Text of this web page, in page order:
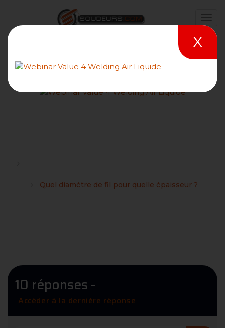
Quel diamètre de fil pour quelle épaisseur ?
10 réponses -
Accéder à la dernière réponse
X